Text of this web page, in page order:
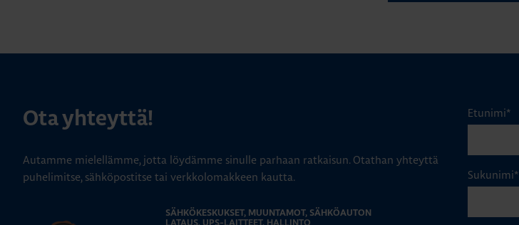
Ota yhteyttä!
Autamme mielellämme, jotta löydämme sinulle parhaan ratkaisun. Otathan yhteyttä
puhelimitse, sähköpostitse tai verkkolomakkeen kautta.
SÄHKÖKESKUKSET, MUUNTAMOT, SÄHKÖAUTON
LATAUS, UPS-LAITTEET, HALLINTO
Etunimi*
Sukunimi*